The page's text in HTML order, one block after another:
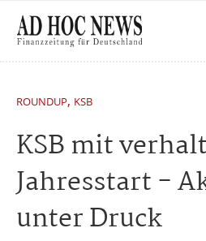
ROUNDUP, KSB
KSB mit
Jahresstart -
unter Druck